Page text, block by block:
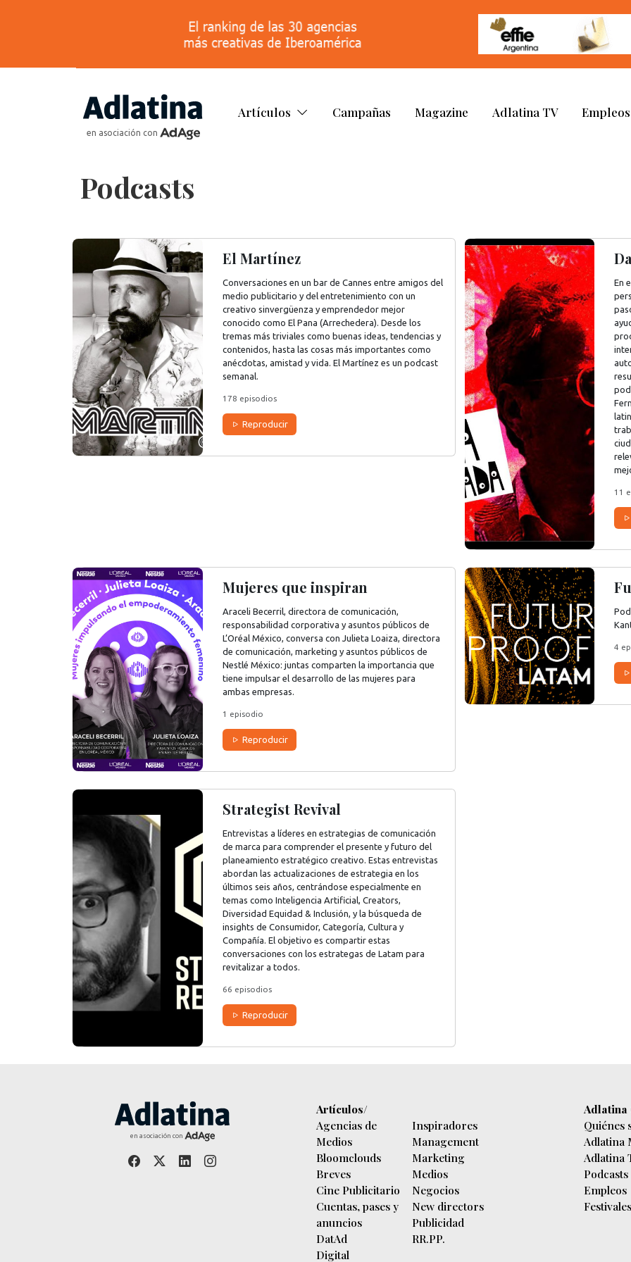
en asociación con
Artículos Campañas Magazine Adlatina TV Empleos
Podcasts
El Martínez
Conversaciones en un bar de Cannes entre amigos del
medio publicitario y del entretenimiento con un
creativo sinvergüenza y emprendedor mejor
conocido como El Pana (Arrechedera). Desde los
tremas más triviales como buenas ideas, tendencias y
contenidos, hasta las cosas más importantes como
anécdotas, amistad y vida. El Martínez es un podcast
semanal.
178 episodios
Reproducir
En
11
Mujeres que inspiran
Araceli Becerril, directora de comunicación,
responsabilidad corporativa y asuntos públicos de
L’Oréal México, conversa con Julieta Loaiza, directora
de comunicación, marketing y asuntos públicos de
Nestlé México: juntas comparten la importancia que
tiene impulsar el desarrollo de las mujeres para
ambas empresas.
1 episodio
Reproducir
4
Strategist Revival
Entrevistas a líderes en estrategias de comunicación
de marca para comprender el presente y futuro del
planeamiento estratégico creativo. Estas entrevistas
abordan las actualizaciones de estrategia en los
últimos seis años, centrándose especialmente en
temas como Inteligencia Artificial, Creators,
Diversidad Equidad & Inclusión, y la búsqueda de
insights de Consumidor, Categoría, Cultura y
Compañía. El objetivo es compartir estas
conversaciones con los estrategas de Latam para
revitalizar a todos.
66 episodios
Reproducir
en asociación con
Artículos/
Agencias de
Medios
Bloomclouds
Breves
Cine Publicitario
Cuentas, pases y
anuncios
DatAd
Digital
Inspiradores
Management
Marketing
Medios
Negocios
New directors
Publicidad
RR.PP.
Adlatina
Quiénes
Adlatina
Adlatina
Podcasts
Empleos
Festivales